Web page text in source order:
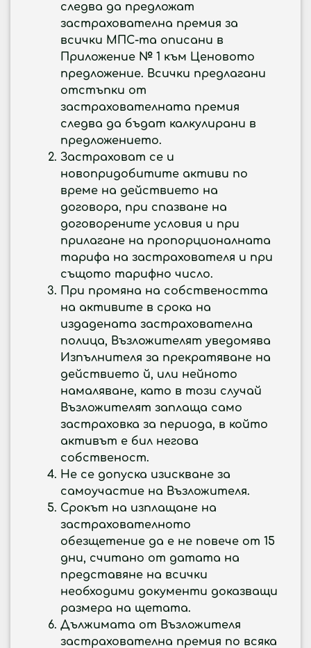
следва да предложат
застрахователна премия за
всички МПС-та описани в
Приложение № 1 към Ценовото
предложение. Всички предлагани
отстъпки от
застрахователната премия
следва да бъдат калкулирани в
предложението.
Застраховат се и
новопридобитите активи по
време на действието на
договора, при спазване на
договорените условия и при
прилагане на пропорционалната
тарифа на застрахователя и при
същото тарифно число.
При промяна на собствеността
на активите в срока на
издадената застрахователна
полица, Възложителят уведомява
Изпълнителя за прекратяване на
действието й, или нейното
намаляване, като в този случай
Възложителят заплаща само
застраховка за периода, в който
активът е бил негова
собственост.
Не се допуска изискване за
самоучастие на Възложителя.
Срокът на изплащане на
застрахователното
обезщетение да е не повече от 15
дни, считано от датата на
представяне на всички
необходими документи доказващи
размера на щетата.
Дължимата от Възложителя
застрахователна премия по всяка